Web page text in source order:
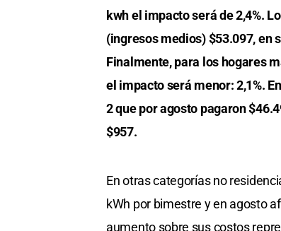
kwh el impacto será de 2,4%.
(ingresos medios) $53.097, en
Finalmente, para los hogares
el impacto será menor: 2,1%.
2 que por agosto pagaron
$957.
En otras categorías no
kWh por bimestre y en agosto
aumento sobre sus costos